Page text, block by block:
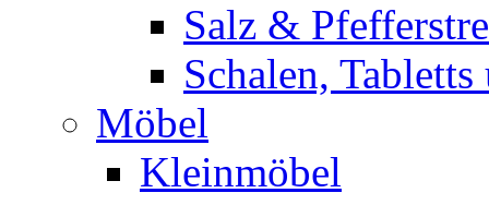
Salz &
Schalen,
Möbel
Kleinmöbel